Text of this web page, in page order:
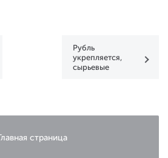
Рубль
укрепляется,
сырьевые
страница